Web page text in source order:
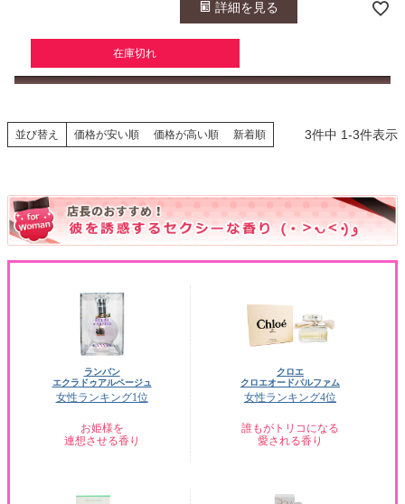
詳細を見る
在庫切れ
並び替え 価格が安い順 価格が高い順 新着順 3件中 1-3件表示
ランバン
エクラドゥアルページュ
女性ランキング1位
お姫様を
連想させる香り
クロエ
クロエオードパルファム
女性ランキング4位
誰もがトリコになる
愛される香り